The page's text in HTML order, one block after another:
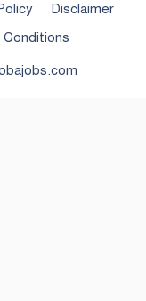
Disclaimer